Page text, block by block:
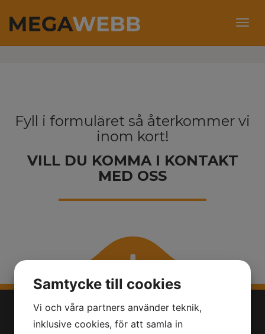
KONTAKT
Fyll i formuläret så återkommer vi
inom kort!
VILL DU KOMMA I KONTAKT
MED OSS
Samtycke till cookies
Vi och våra partners använder teknik,
inklusive cookies, för att samla in